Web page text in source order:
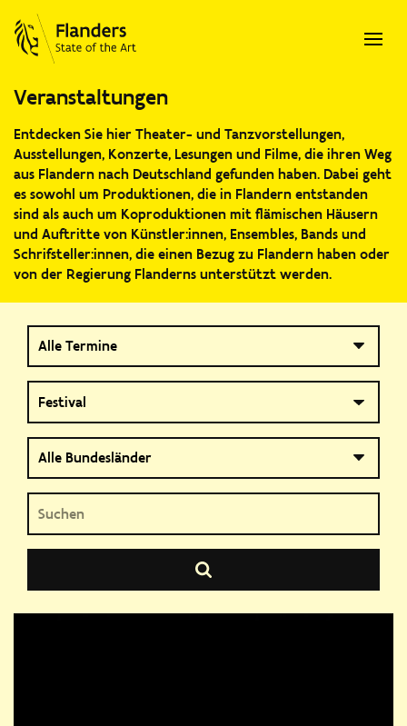
Veranstaltungen
Entdecken Sie hier Theater- und Tanzvorstellungen,
Ausstellungen, Konzerte, Lesungen und Filme, die ihren Weg
aus Flandern nach Deutschland gefunden haben. Dabei geht
es sowohl um Produktionen, die in Flandern entstanden
sind als auch um Koproduktionen mit flämischen Häusern
und Auftritte von Künstler:innen, Ensembles, Bands und
Schrifsteller:innen, die einen Bezug zu Flandern haben oder
von der Regierung Flanderns unterstützt werden.